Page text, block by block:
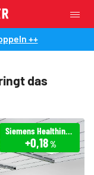
++
das
Siemens Healthineers
+0,18%